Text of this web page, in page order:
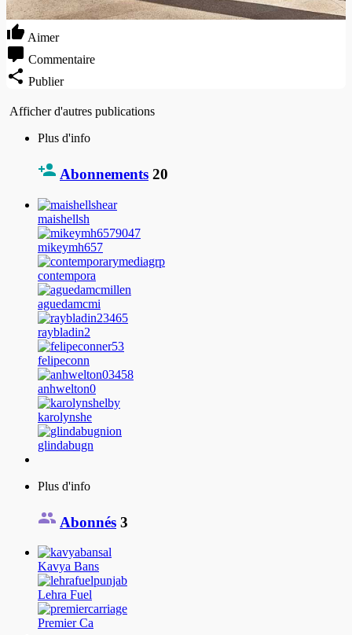
Aimer
Commentaire
Publier
Afficher d'autres publications
Plus d'info
Abonnements 20
maishellsh
mikeymh657
contempora
aguedamcmi
raybladin2
felipeconn
anhwelton0
karolynshe
glindabugn
Plus d'info
Abonnés 3
Kavya Bans
Lehra Fuel
Premier Ca